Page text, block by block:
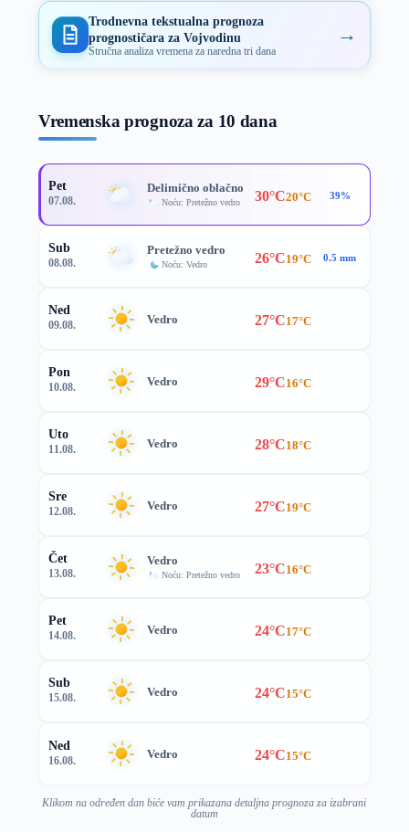
Trodnevna tekstualna prognoza
prognostičara za Vojvodinu
Stručna analiza vremena za naredna tri dana
→
Vremenska prognoza za 10 dana
Pet
07.08.
Delimično oblačno
Noću: Pretežno vedro 30°C20°C 39%
Sub
08.08.
Pretežno vedro
Noću: Vedro 26°C19°C 0.5 mm
Ned
09.08. Vedro 27°C17°C
Pon
10.08. Vedro 29°C16°C
Uto
11.08. Vedro 28°C18°C
Sre
12.08. Vedro 27°C19°C
Čet
13.08.
Vedro
Noću: Pretežno vedro 23°C16°C
Pet
14.08. Vedro 24°C17°C
Sub
15.08. Vedro 24°C15°C
Ned
16.08. Vedro 24°C15°C
Klikom na određen dan biće vam prikazana detaljna prognoza za izabrani
datum